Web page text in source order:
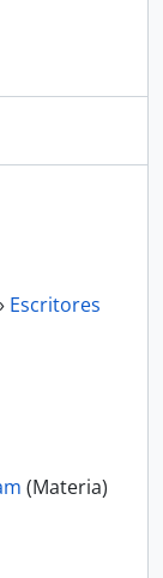
Escritores
(Materia)